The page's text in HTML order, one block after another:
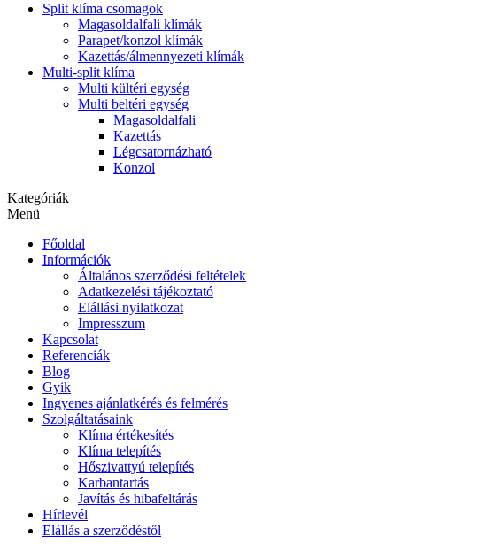
Split klíma csomagok
Magasoldalfali klímák
Parapet/konzol klímák
Kazettás/álmennyezeti klímák
Multi-split klíma
Multi kültéri egység
Multi beltéri egység
Magasoldalfali
Kazettás
Légcsatornázható
Konzol
Kategóriák
Menü
Főoldal
Információk
Általános szerződési feltételek
Adatkezelési tájékoztató
Elállási nyilatkozat
Impresszum
Kapcsolat
Referenciák
Blog
Gyik
Ingyenes ajánlatkérés és felmérés
Szolgáltatásaink
Klíma értékesítés
Klíma telepítés
Hőszivattyú telepítés
Karbantartás
Javítás és hibafeltárás
Hírlevél
Elállás a szerződéstől